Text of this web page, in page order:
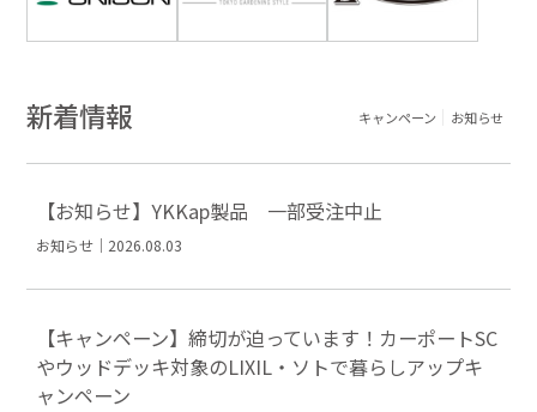
新着情報 キャンペーン お知らせ
【お知らせ】YKKap製品 一部受注中止
お知らせ｜2026.08.03
【キャンペーン】締切が迫っています！カーポートSC
やウッドデッキ対象のLIXIL・ソトで暮らしアップキ
ャンペーン